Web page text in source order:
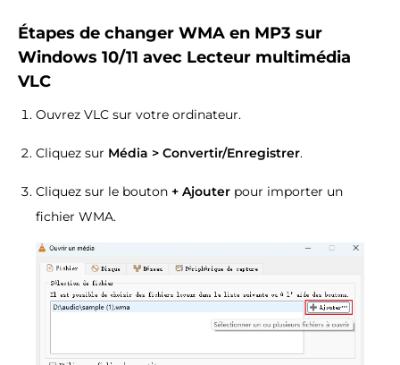
Étapes de changer WMA en MP3 sur
Windows 10/11 avec Lecteur multimédia
VLC
Ouvrez VLC sur votre ordinateur.
Cliquez sur Média > Convertir/Enregistrer.
Cliquez sur le bouton + Ajouter pour importer un
fichier WMA.